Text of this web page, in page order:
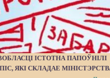
ІСТОТНА ПАПОЎНІЛІ
ЯКІ СКЛАДАЕ